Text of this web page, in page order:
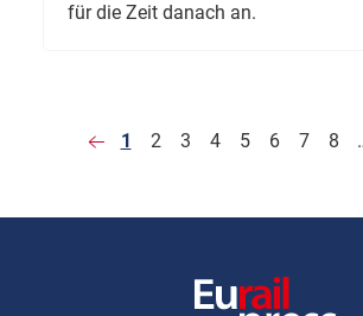
für die Zeit danach an.
1 2 3 4 5 6 7 8